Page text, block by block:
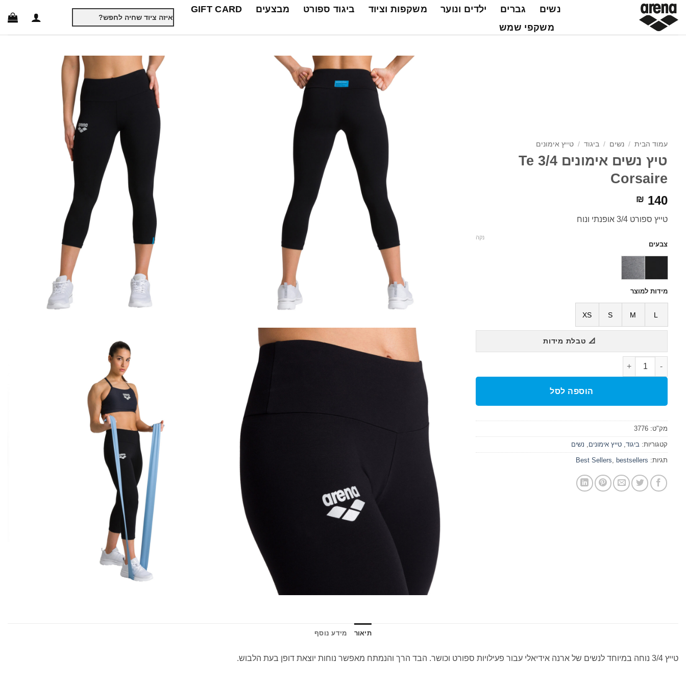
Skip
content
נשים גברים ילדים ונוער משקפות וציוד ביגוד ספורט מבצעים
GIFT CARD
משקפי שמש
עבור:
עמוד הבית / נשים / ביגוד / טייץ אימונים
טיץ נשים אימונים 3/4 Te
Corsaire
₪ 140
טייץ ספורט 3/4 אופנתי ונוח
צבעים
מידות למוצר
L
M
S
XS
נקה
📐 טבלת מידות
כמות של טיץ נשים אימונים 3/4 Te Corsaire
הוספה לסל
מק"ט: 3776
קטגוריות: ביגוד, טייץ אימונים נשים
תגיות: Best Sellers bestsellers
תיאור מידע נוסף
טייץ 3/4 נוחה במיוחד לנשים של ארנה אידיאלי עבור פעילויות ספורט וכושר. הבד הרך והנמתח מאפשר נוחות יוצאת דופן בעת הלבוש.